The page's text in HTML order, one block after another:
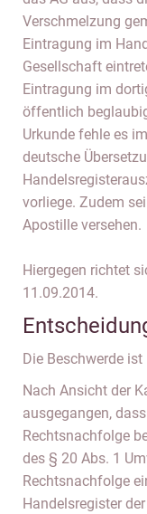
Verschmelzung
Eintragung im
Gesellschaft
Eintragung im
öffentlich
Urkunde fehle es
deutsche
vorliege. Zudem
Apostille versehen.
Hiergegen richtet
11.09.2014.
Die Beschwerde ist
Nach Ansicht der
ausgegangen,
Rechtsnachfolge
des § 20 Abs. 1
Rechtsnachfolge
Handelsregister